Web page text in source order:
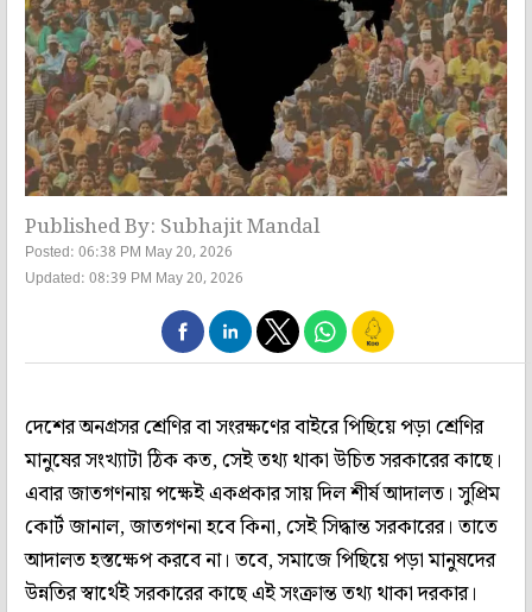
Published By: Subhajit Mandal
Posted: 06:38 PM May 20, 2026
Updated: 08:39 PM May 20, 2026
দেশের অনগ্রসর শ্রেণির বা সংরক্ষণের বাইরে পিছিয়ে পড়া শ্রেণির
মানুষের সংখ্যাটা ঠিক কত, সেই তথ্য থাকা উচিত সরকারের কাছে।
এবার জাতগণনায় পক্ষেই একপ্রকার সায় দিল শীর্ষ আদালত। সুপ্রিম
কোর্ট জানাল, জাতগণনা হবে কিনা, সেই সিদ্ধান্ত সরকারের। তাতে
আদালত হস্তক্ষেপ করবে না। তবে, সমাজে পিছিয়ে পড়া মানুষদের
উন্নতির স্বার্থেই সরকারের কাছে এই সংক্রান্ত তথ্য থাকা দরকার।